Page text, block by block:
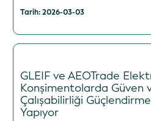
Tarih: 2026-03-03
GLEIF ve AEOTrade
Konşimentolarda Güven
Çalışabilirliği
Yapıyor